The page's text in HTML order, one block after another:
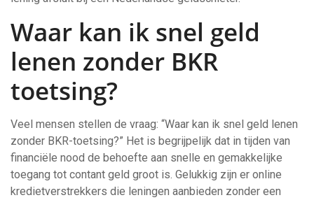
Waar kan ik snel geld
lenen zonder BKR
toetsing?
Veel mensen stellen de vraag: “Waar kan ik snel geld lenen
zonder BKR-toetsing?” Het is begrijpelijk dat in tijden van
financiële nood de behoefte aan snelle en gemakkelijke
toegang tot contant geld groot is. Gelukkig zijn er online
kredietverstrekkers die leningen aanbieden zonder een